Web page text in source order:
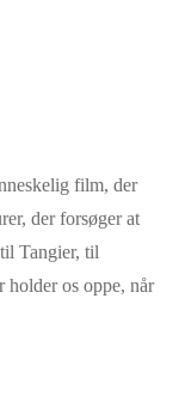
film, der
der forsøger at
Tangier, til
holder os oppe, når